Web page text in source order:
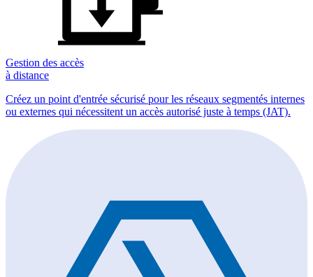
Gestion des accès
à distance
Créez un point d'entrée sécurisé pour les réseaux segmentés internes
ou externes qui nécessitent un accès autorisé juste à temps (JAT).